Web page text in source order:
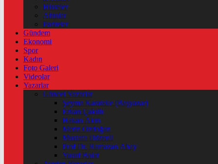
Hisseler
Altınlar
Pariteler
Gündem
Ekonomi
Spor
Kadın
Foto Galeri
Videolar
Yazarlar
Güncel Yazarlar
Şeyma Karateke (Başyazar)
Erkan Çakıllı
Hakan Akın
Metin Özdoğan
Mustafa Düzenli
Prof Dr. Ramazan Abay
Yusuf Bolat